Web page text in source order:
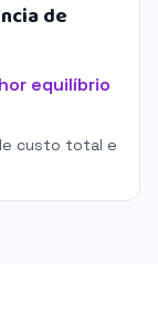
de
equilíbrio
custo total e